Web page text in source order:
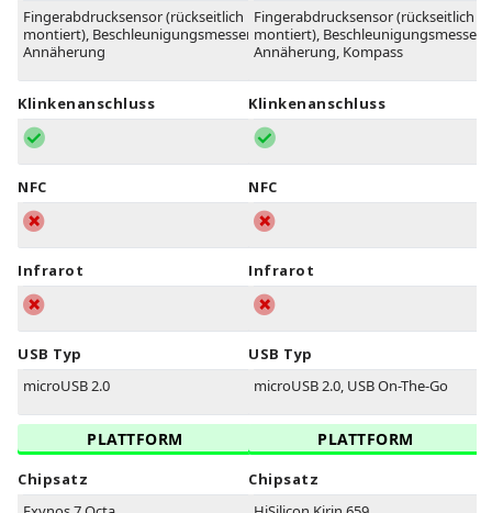
Fingerabdrucksensor (rückseitlich
montiert), Beschleunigungsmesser,
Annäherung
Klinkenanschluss
NFC
Infrarot
USB Typ
microUSB 2.0
PLATTFORM
Chipsatz
Fingerabdrucksensor (rückseitlich
montiert), Beschleunigungsmesser,
Annäherung, Kompass
Klinkenanschluss
NFC
Infrarot
USB Typ
microUSB 2.0, USB On-The-Go
PLATTFORM
Chipsatz